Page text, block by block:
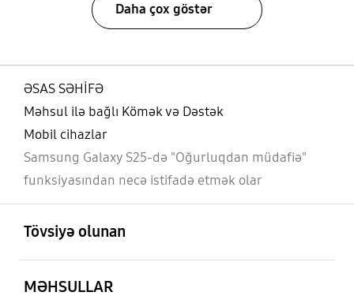
Daha çox göstər
ƏSAS SƏHİFƏ
Məhsul ilə bağlı Kömək və Dəstək
Mobil cihazlar
Samsung Galaxy S25-də "Oğurluqdan müdafiə"
funksiyasından necə istifadə etmək olar
Tövsiyə olunan
MƏHSULLAR